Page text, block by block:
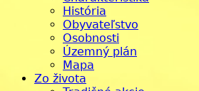
História
Obyvateľstvo
Osobnosti
Územný plán
Mapa
Zo života